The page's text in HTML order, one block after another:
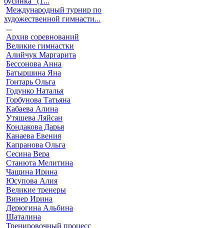
Международный турнир по
художественной гимнасти...
...
Архив соревнований
Великие гимнастки
Алийчук Маргарита
Бессонова Анна
Батыршина Яна
Гонтарь Ольга
Годунко Наталья
Горбунова Татьяна
Кабаева Алина
Утяшева Ляйсан
Кондакова Дарья
Канаева Евения
Капранова Ольга
Сесина Вера
Станюта Мелитина
Чащина Ирина
Юсупова Алия
Великие тренеры
Винер Ирина
Дерюгина Альбина
Шаталина
Тренировочный процесс